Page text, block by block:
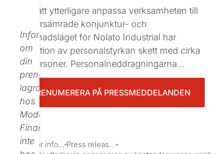
Informationen
om
din
prenumeration
lagras
hos
Modular
Finance,
inte
: För att ytterligare anpassa verksamheten till
det försämrade konjunktur- och
marknadsläget för Nolato Industrial har
reduktion av personalstyrkan skett med cirka
60 personer. Personalneddragningarna...
PRENUMERERA PÅ PRESSMEDDELANDEN
Investor information
Press releases